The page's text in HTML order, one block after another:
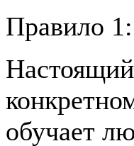
Правило
обучает